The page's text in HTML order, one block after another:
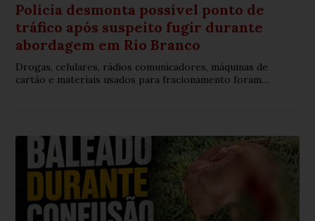
Polícia desmonta possível ponto de
tráfico após suspeito fugir durante
abordagem em Rio Branco
Drogas, celulares, rádios comunicadores, máquinas de
cartão e materiais usados para fracionamento foram